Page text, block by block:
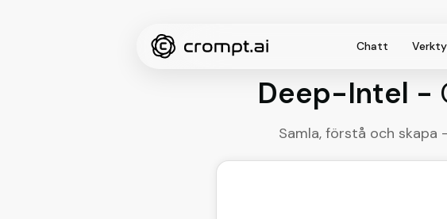
Chatt
Deep-Intel -
Samla, förstå och